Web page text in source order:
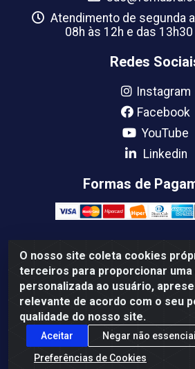
O nosso site coleta cookies
terceiros para proporcionar uma
personalizada ao usuário,
relevante de acordo com o seu
qualidade do nosso site.
Aceitar
Negar não
Preferências de Cookies
Atendimento de segunda
08h às 12h e das
Redes
Instagram
Facebook
YouTube
Linkedin
Formas de
Femabra Comercio de Ferramentas
07.772.337/0001-66 - BR 316 Km
195 - Centro, Ananindeua/PA -